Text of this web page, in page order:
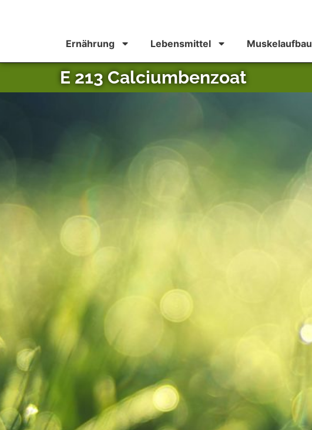
Ernährung Lebensmittel Muskelaufbau
E 213 Calciumbenzoat